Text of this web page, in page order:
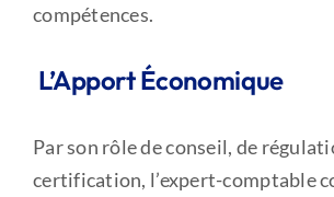
compétences.
L’Apport Économique
Par son rôle de conseil, de
certification, l’expert-comptable